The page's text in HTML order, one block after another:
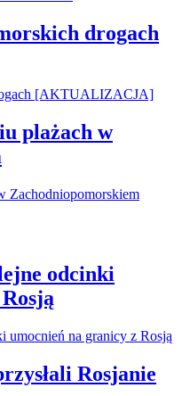
drogach
plażach w
odcinki
Rosjanie